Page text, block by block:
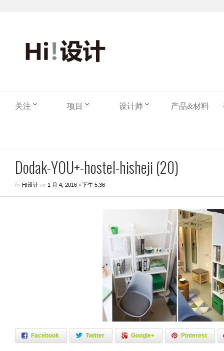
关注 项目 设计师 产品&材料
Dodak-YOU+-hostel-hisheji (20)
by HI设计 on 1 月 4, 2016 •下午 5:36
Facebook Twitter Google+ Pinterest